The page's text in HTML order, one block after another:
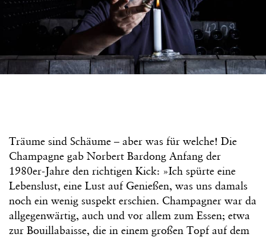
Träume sind Schäume – aber was für welche! Die
Champagne gab Norbert Bardong Anfang der
1980er-Jahre den richtigen Kick: »Ich spürte eine
Lebenslust, eine Lust auf Genießen, was uns damals
noch ein wenig suspekt erschien. Champagner war da
allgegenwärtig, auch und vor allem zum Essen; etwa
zur Bouillabaisse, die in einem großen Topf auf dem